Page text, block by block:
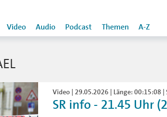
Video Audio Podcast Themen A-Z
Video | 29.05.2026 | Länge: 00:15:08 |
SR info - 21.45 Uhr